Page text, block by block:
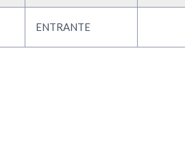
ENTRANTE